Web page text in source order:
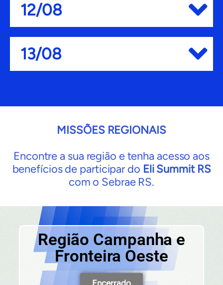
12/08
13/08
MISSÕES REGIONAIS
Encontre a sua região e tenha acesso aos
benefícios de participar do Eli Summit RS
com o Sebrae RS.
Região Campanha e
Fronteira Oeste
Encerrado